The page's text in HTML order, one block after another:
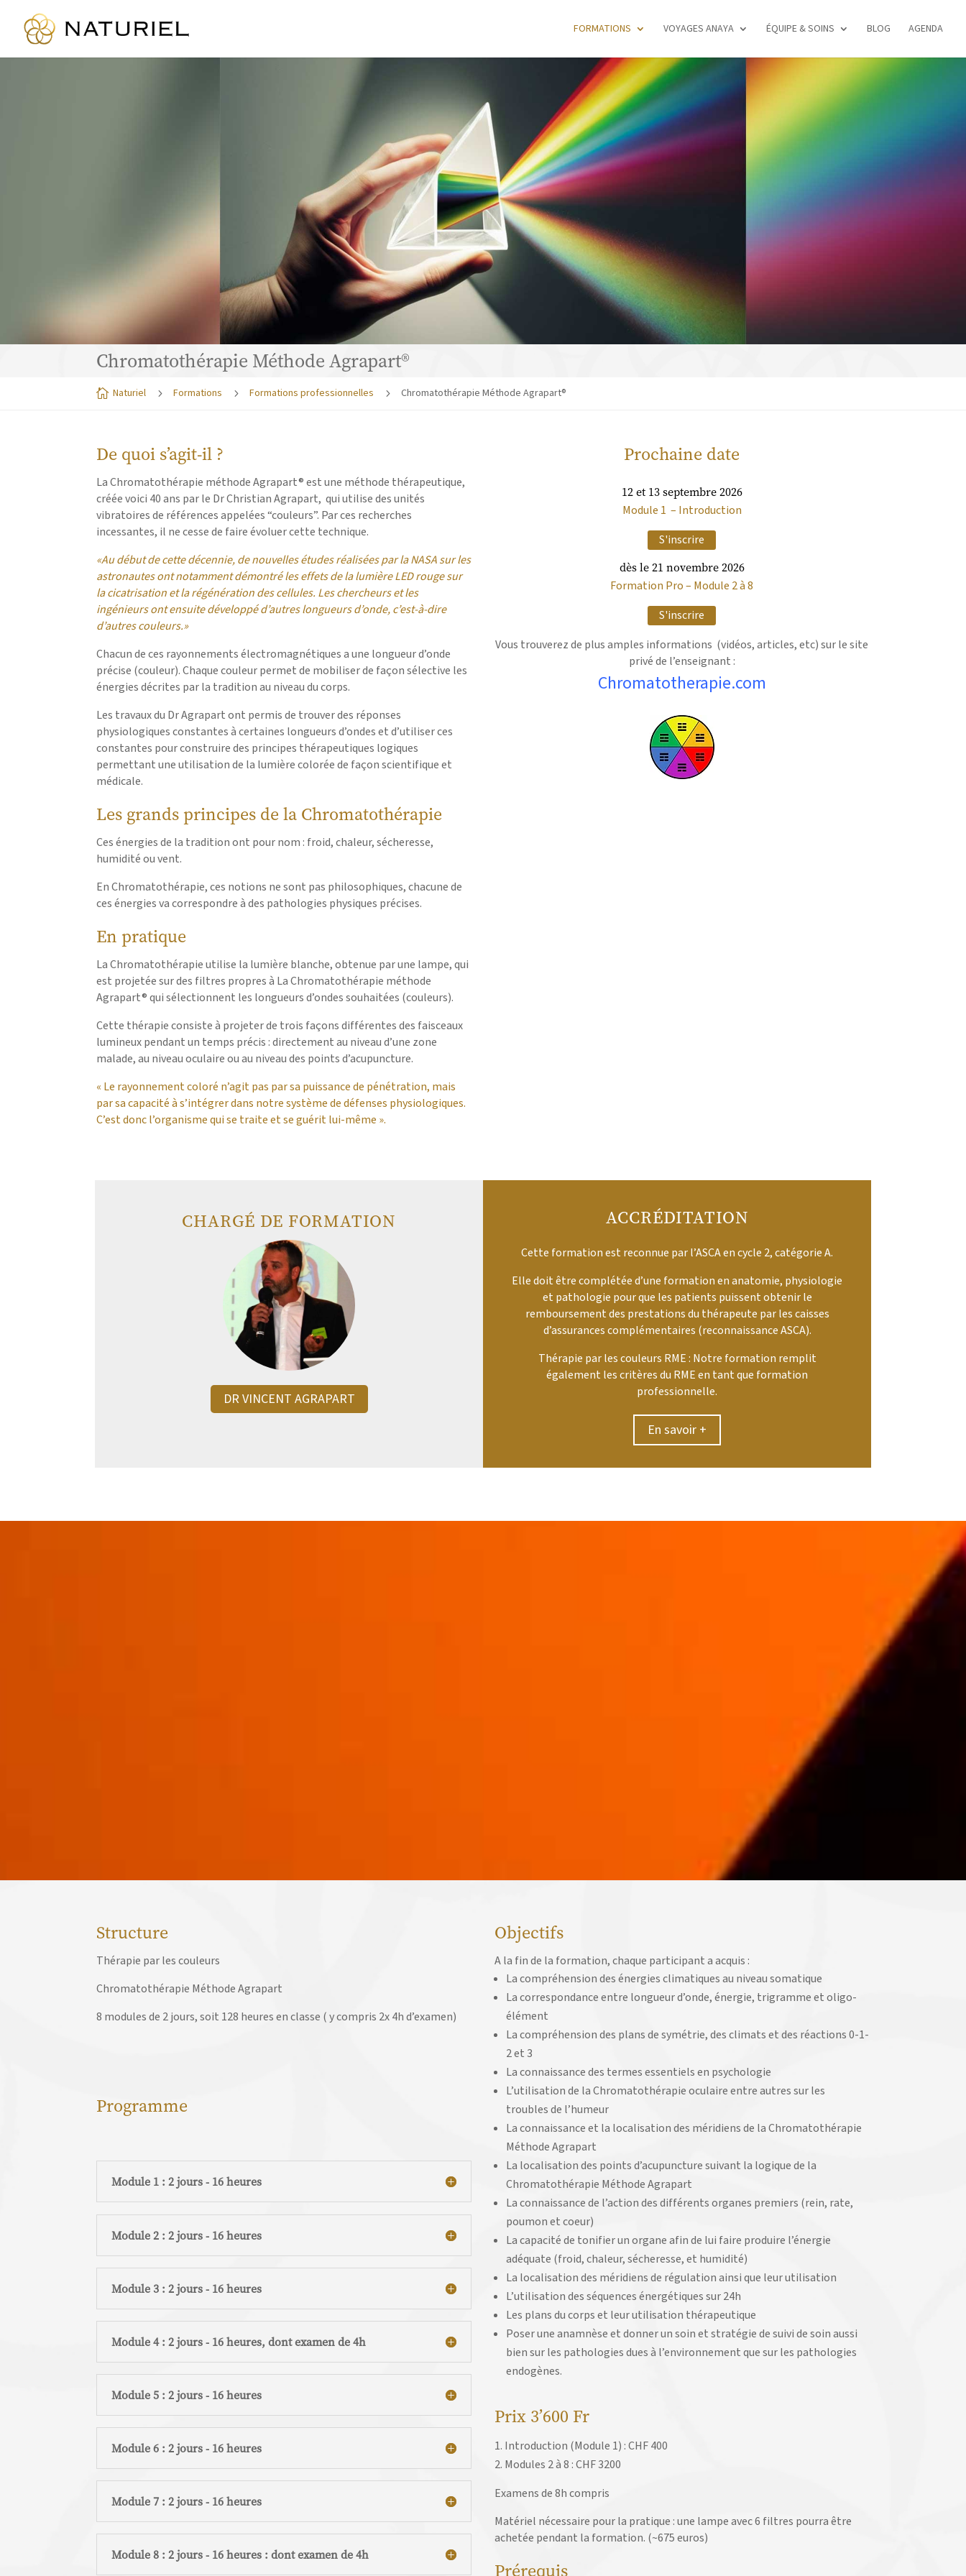
FORMATIONS VOYAGES ANAYA ÉQUIPE & SOINS BLOG AGENDA
Chromatothérapie Méthode Agrapart®
 Naturiel 5 Formations 5 Formations professionnelles 5 Chromatothérapie Méthode Agrapart®
De quoi s’agit-il ?
La Chromatothérapie méthode Agrapart® est une méthode thérapeutique,
créée voici 40 ans parle Dr Christian Agrapart, qui utilise des unités
vibratoires de références appelées “couleurs”. Par ces recherches
incessantes, il ne cesse de faire évoluer cette technique.
«Au début de cette décennie, de nouvelles études réalisées par la NASA sur les
astronautes ont notamment démontré les effets de la lumière LED rouge sur
la cicatrisation et la régénération des cellules. Les chercheurs et les
ingénieurs ont ensuite développé d’autres longueurs d’onde, c’est-à-dire
d’autres couleurs.»
Chacun de ces rayonnements électromagnétiques a une longueur d’onde
précise (couleur).Chaque couleur permet de mobiliser de façon sélective les
énergies décrites par la tradition au niveau du corps.
Les travaux du Dr Agrapart ont permis de trouver des réponses
physiologiques constantes à certaines longueurs d’ondes et d’utiliser ces
constantes pour construire des principes thérapeutiques logiques
permettant une utilisation de la lumière colorée de façon scientifique et
médicale.
Les grands principes de la Chromatothérapie
Ces énergies de la tradition ont pour nom : froid, chaleur, sécheresse,
humidité ou vent.
En Chromatothérapie, ces notions ne sont pas philosophiques, chacune de
ces énergies va correspondre à des pathologies physiques précises.
En pratique
La Chromatothérapie utilise la lumière blanche, obtenue par une lampe, qui
est projetée sur des filtres propres à La Chromatothérapie méthode
Agrapart® qui sélectionnent les longueurs d’ondes souhaitées (couleurs).
Cette thérapie consiste à projeter de trois façons différentes des faisceaux
lumineux pendant un temps précis : directement au niveau d’une zone
malade, au niveau oculaire ou au niveau des points d’acupuncture.
« Le rayonnement coloré n’agit pas par sa puissance de pénétration, mais
par sa capacité à s’intégrer dans notre système de défenses physiologiques.
C’est donc l’organisme qui se traite et se guérit lui-même ».
Prochaine date
12 et 13 septembre 2026
Module 1 – Introduction
S'inscrire
dès le 21 novembre 2026
Formation Pro – Module 2 à 8
S'inscrire
Vous trouverez de plus amples informations (vidéos, articles, etc) sur le site
privé de l’enseignant :
Chromatotherapie.com
CHARGÉ DE FORMATION
DR VINCENT AGRAPART
ACCRÉDITATION
Cette formation est reconnue par l’ASCA en cycle 2, catégorie A.
Elle doit être complétée d’une formation enanatomie, physiologie
et pathologie pour que les patients puissent obtenir le
remboursement des prestations du thérapeute par les caisses
d’assurances complémentaires (reconnaissance ASCA).
Thérapie par les couleurs RME : Notre formation remplit
également les critères du RME en tant que formation
professionnelle.
En savoir +
Structure
Thérapie par les couleurs
Chromatothérapie Méthode Agrapart
8 modules de 2 jours, soit 128 heures en classe ( y compris 2x 4h d’examen)
Programme
Module 1 : 2 jours - 16 heures
Module 2 : 2 jours - 16 heures
Module 3 : 2 jours - 16 heures
Module 4 : 2 jours - 16 heures, dont examen de 4h
Module 5 : 2 jours - 16 heures
Module 6 : 2 jours - 16 heures
Module 7 : 2 jours - 16 heures
Module 8 : 2 jours - 16 heures : dont examen de 4h
Objectifs
A la fin de la formation, chaque participant a acquis :
La compréhension des énergies climatiques au niveau somatique
La correspondance entre longueur d’onde, énergie, trigramme et oligo-
élément
La compréhension des plans de symétrie, des climats et des réactions 0-1-
2 et 3
La connaissance des termes essentiels en psychologie
L’utilisation de la Chromatothérapie oculaire entre autres sur les
troubles de l’humeur
La connaissance et la localisation des méridiens de la Chromatothérapie
Méthode Agrapart
La localisation des points d’acupuncture suivant la logique de la
Chromatothérapie Méthode Agrapart
La connaissance de l’action des différents organes premiers (rein, rate,
poumon et coeur)
La capacité de tonifier un organe afin de lui faire produire l’énergie
adéquate (froid, chaleur, sécheresse, et humidité)
La localisation des méridiens de régulation ainsi que leur utilisation
L’utilisation des séquences énergétiques sur 24h
Les plans du corps et leur utilisation thérapeutique
Poser une anamnèse et donner un soin et stratégie de suivi de soin aussi
bien sur les pathologies dues à l’environnement que sur les pathologies
endogènes.
Prix 3’600 Fr
Introduction (Module 1) : CHF 400
Modules 2 à 8 : CHF 3200
Examens de 8h compris
Matériel nécessaire pour la pratique : une lampe avec 6 filtres pourra être
achetée pendant la formation. (~675 euros)
Prérequis